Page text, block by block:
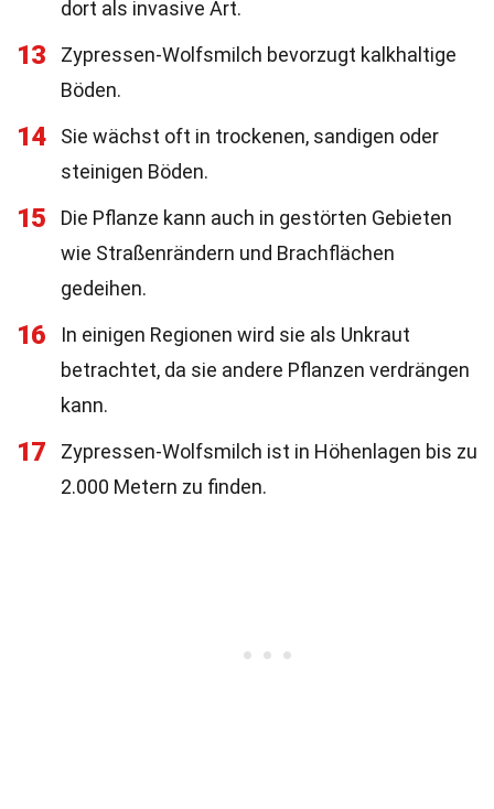
dort als invasive Art.
13
Zypressen-Wolfsmilch bevorzugt kalkhaltige
Böden.
14
Sie wächst oft in trockenen, sandigen oder
steinigen Böden.
15
Die Pflanze kann auch in gestörten Gebieten
wie Straßenrändern und Brachflächen
gedeihen.
16
In einigen Regionen wird sie als Unkraut
betrachtet, da sie andere Pflanzen verdrängen
kann.
17
Zypressen-Wolfsmilch ist in Höhenlagen bis zu
2.000 Metern zu finden.